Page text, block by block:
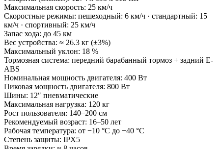
Максимальная скорость: 25 км/ч
Скоростные режимы: пешеходный: 6 км/ч · стандартный: 15
км/ч · спортивный: 25 км/ч
Запас хода: до 45 км
Вес устройства: ≈ 26.3 кг (±3%)
Максимальный уклон: 18 %
Тормозная система: передний барабанный тормоз + задний E-
ABS
Номинальная мощность двигателя: 400 Вт
Пиковая мощность двигателя: 800 Вт
Шины: 12″ пневматические
Максимальная нагрузка: 120 кг
Рост пользователя: 140–200 см
Рекомендуемый возраст: 16–50 лет
Рабочая температура: от −10 °C до +40 °C
Степень защиты: IPX5